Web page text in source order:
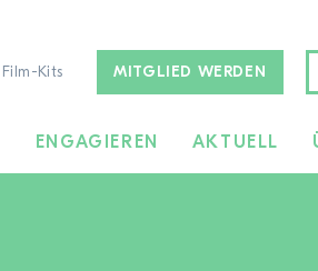
Film-Kits MITGLIED WERDEN
ENGAGIEREN AKTUELL